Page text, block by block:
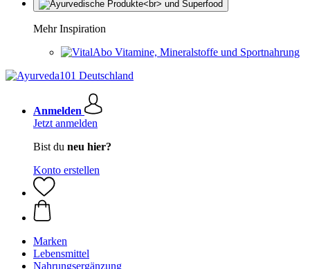
Mehr Inspiration
Vitamine, Mineralstoffe und Sportnahrung
Anmelden
Jetzt anmelden
Bist du neu hier?
Konto erstellen
Marken
Lebensmittel
Nahrungsergänzung